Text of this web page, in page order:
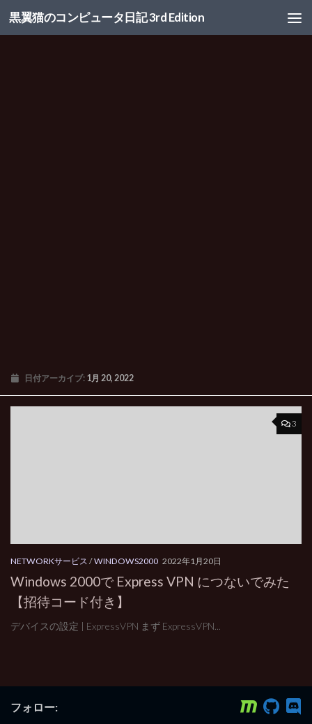
コンテンツへスキップ
黒翼猫のコンピュータ日記 3rd Edition
日付アーカイブ: 1月 20, 2022
3
NETWORKサービス /WINDOWS2000 2022年1月20日
Windows 2000で Express VPN につないでみた
【招待コード付き】
デバイスの設定 | ExpressVPN まず ExpressVPN...
フォロー: